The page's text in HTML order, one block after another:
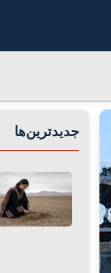
جدیدترین‌ها